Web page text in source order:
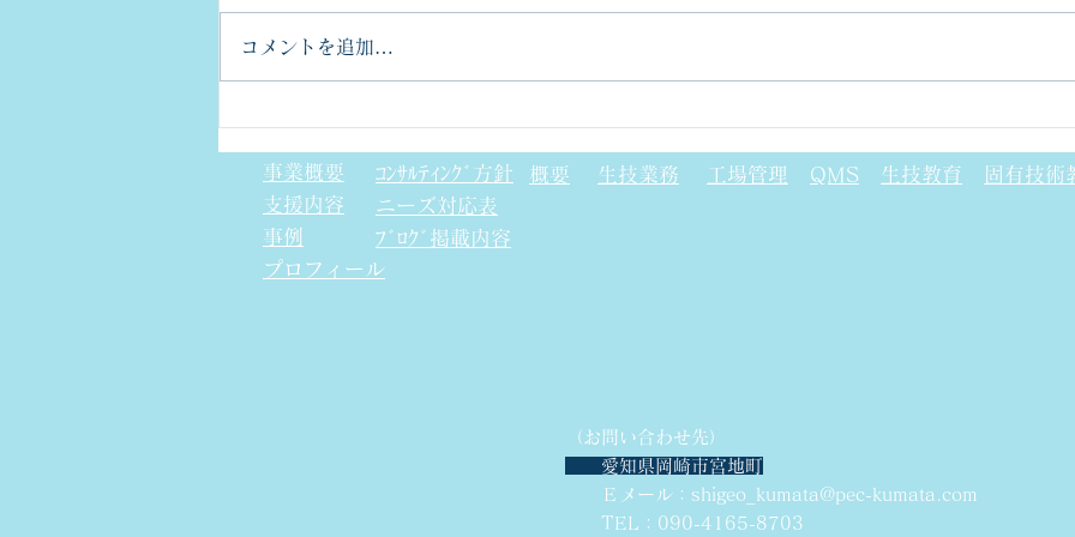
ガラフェノール樹脂について
フォ
コメントを追加…
概要 生技業務 工場管理 QMS 生技教育 固有技術
事業概要
支援内容
事例
プロフィール
ｺﾝｻﾙﾃｨﾝｸﾞ方針
​ニーズ対応表
ﾌﾞﾛｸﾞ掲載内容
（お問い合わせ先）
愛知県岡崎市宮地町
Ｅメール： shigeo_kumata@pec-kumata.com
TEL：090-4165-8703